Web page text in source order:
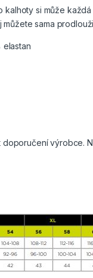
kalhoty si může
můžete sama
elastan
výrobce.